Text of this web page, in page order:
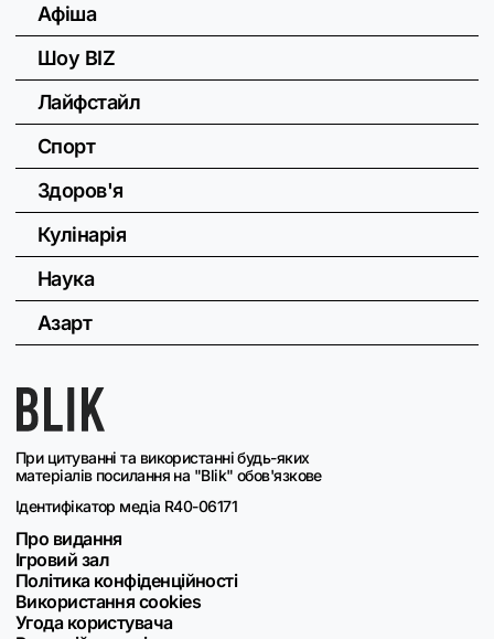
При цитуванні та використанні будь-яких
матеріалів посилання на "Blik" обов'язкове
Ідентифікатор медіа R40-06171
Про видання
Ігровий зал
Політика конфіденційності
Використання cookies
Угода користувача
Афіша
Шоу BIZ
Лайфстайл
Спорт
Здоров'я
Кулінарія
Наука
Азарт